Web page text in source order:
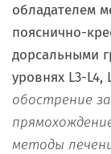
обладателем
пояснично-
дорсальными
уровнях L3-L4,
обострение
методы